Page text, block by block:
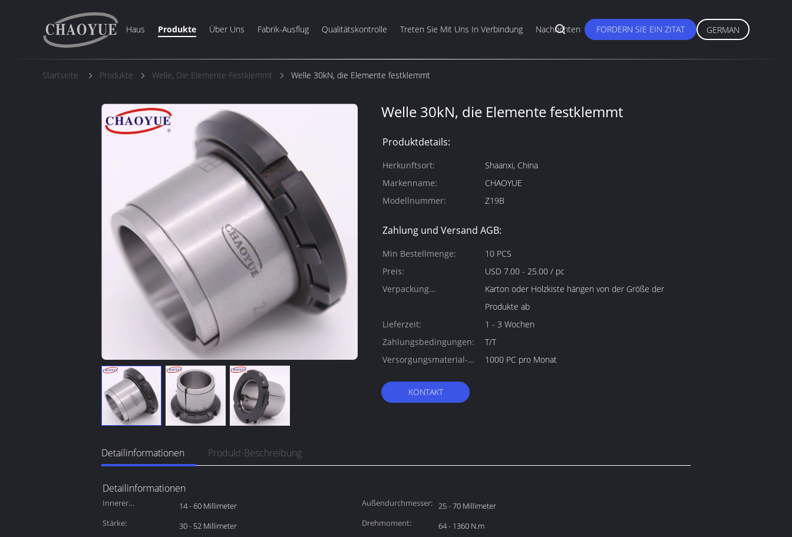
Haus Produkte Über Uns Fabrik-Ausflug Qualitätskontrolle Treten Sie Mit Uns In Verbindung Nachrichten FORDERN SIE EIN ZITAT GERMAN
Startseite Produkte Welle, Die Elemente Festklemmt Welle 30kN, die Elemente festklemmt
Welle 30kN, die Elemente festklemmt
Produktdetails:
Herkunftsort:
Shaanxi, China
Markenname:
CHAOYUE
Modellnummer:
Z19B
Zahlung und Versand AGB:
Min Bestellmenge:
10 PCS
Preis:
USD 7.00 - 25.00 / pc
Verpackung
Karton oder Holzkiste hängen von der Größe der
Produkte ab
Lieferzeit:
1 - 3 Wochen
Zahlungsbedingungen:
T/T
Versorgungsmaterial-
1000 PC pro Monat
KONTAKT
Detailinformationen Produkt-Beschreibung
Detailinformationen
Innerer
14 - 60 Millimeter Außendurchmesser: 25 - 70 Millimeter
Stärke:
30 - 52 Millimeter Drehmoment:
64 - 1360 N.m